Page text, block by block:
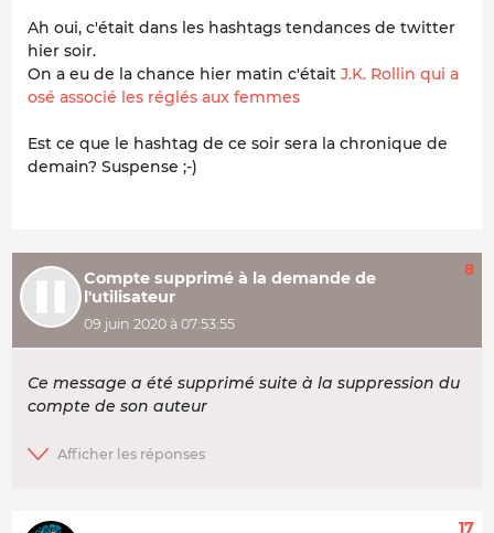
Ah oui, c'était dans les hashtags tendances de twitter
hier soir.
On a eu de la chance hier matin c'était J.K. Rollin qui a
osé associé les réglés aux femmes
Est ce que le hashtag de ce soir sera la chronique de
demain? Suspense ;-)
Compte supprimé à la demande de
l'utilisateur
09 juin 2020 à 07:53:55
8
Ce message a été supprimé suite à la suppression du
compte de son auteur
17